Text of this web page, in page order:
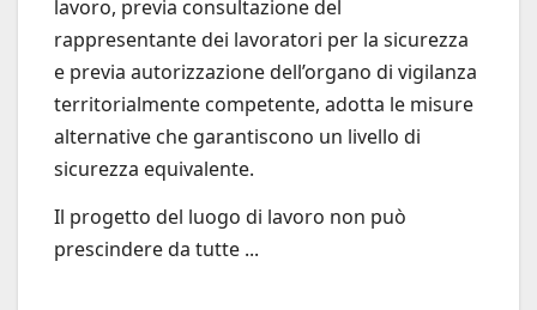
lavoro, previa consultazione del
rappresentante dei lavoratori per la sicurezza
e previa autorizzazione dell’organo di vigilanza
territorialmente competente, adotta le misure
alternative che garantiscono un livello di
sicurezza equivalente.
Il progetto del luogo di lavoro non può
prescindere da tutte ...